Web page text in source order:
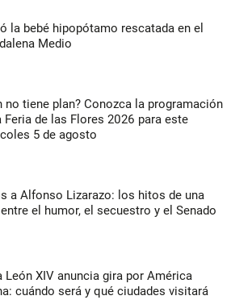
la bebé hipopótamo rescatada en el
Medio
no tiene plan? Conozca la programación
Feria de las Flores 2026 para este
5 de agosto
a Alfonso Lizarazo: los hitos de una
el humor, el secuestro y el Senado
León XIV anuncia gira por América
cuándo será y qué ciudades visitará